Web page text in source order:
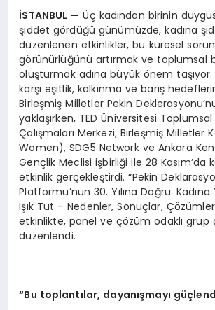
İSTANBUL — Üç kadından birinin
şiddet gördüğü günümüzde, kadına
düzenlenen etkinlikler, bu küresel
görünürlüğünü artırmak ve toplumsal
oluşturmak adına büyük önem taşıyor.
karşı eşitlik, kalkınma ve barış
Birleşmiş Milletler Pekin
yaklaşırken, TED Üniversitesi
Çalışmaları Merkezi; Birleşmiş Milletler
Women), SDG5 Network ve Ankara
Gençlik Meclisi işbirliği ile 28 Kasım’da
etkinlik gerçekleştirdi. “Pekin
Platformu’nun 30. Yılına Doğru:
Işık Tut – Nedenler, Sonuçlar,
etkinlikte, panel ve çözüm odaklı grup
düzenlendi.
“Bu toplantılar, dayanışmayı